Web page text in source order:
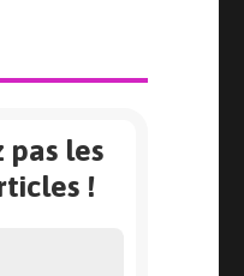
pas les
!